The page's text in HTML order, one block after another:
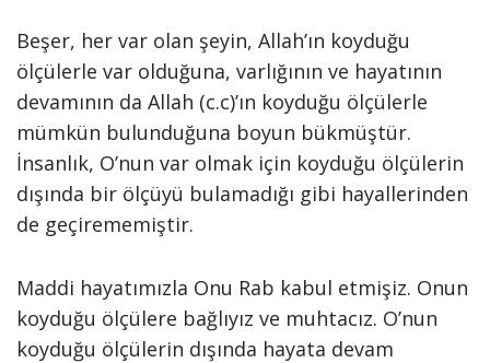
Beşer, her var olan şeyin, Allah’ın koyduğu
ölçülerle var olduğuna, varlığının ve hayatının
devamının da Allah (c.c)’ın koyduğu ölçülerle
mümkün bulunduğuna boyun bükmüştür.
İnsanlık, O’nun var olmak için koyduğu ölçülerin
dışında bir ölçüyü bulamadığı gibi hayallerinden
de geçirememiştir.
Maddi hayatımızla Onu Rab kabul etmişiz. Onun
koyduğu ölçülere bağlıyız ve muhtacız. O’nun
koyduğu ölçülerin dışında hayata devam